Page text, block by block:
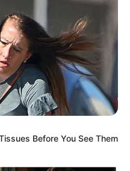
Seatan, 27 Desember
Jurusan Akting
Before You See Them